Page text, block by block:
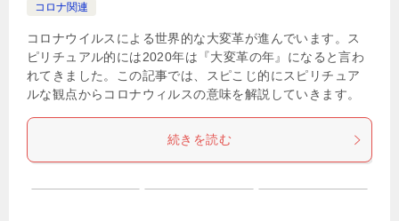
コロナ関連
コロナウイルスによる世界的な大変革が進んでいます。ス
ピリチュアル的には2020年は『大変革の年』になると言わ
れてきました。この記事では、スピこじ的にスピリチュア
ルな観点からコロナウィルスの意味を解説していきます。
続きを読む